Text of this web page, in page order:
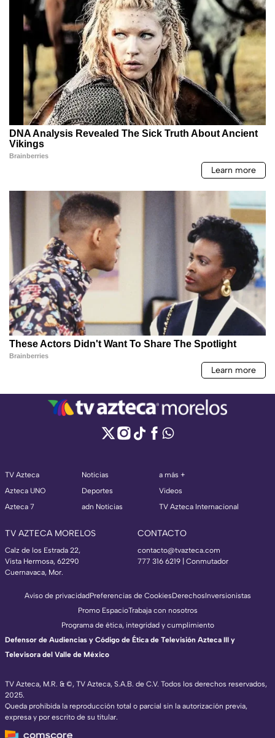
TV Azteca
Azteca UNO
Azteca 7
Noticias
Deportes
adn Noticias
a más +
Videos
TV Azteca Internacional
TV AZTECA MORELOS
Calz de los Estrada 22,
Vista Hermosa, 62290
Cuernavaca, Mor.
CONTACTO
contacto@tvazteca.com
777 316 6219 | Conmutador
TV Azteca, M.R. & ©, TV Azteca, S.A.B. de C.V. Todos los derechos reservados,
2025.
Queda prohibida la reproducción total o parcial sin la autorización previa,
expresa y por escrito de su titular.
Aviso de privacidadPreferencias de CookiesDerechosInversionistas
Promo EspacioTrabaja con nosotros
Programa de ética, integridad y cumplimiento
Defensor de Audiencias y Código de Ética de Televisión Azteca III y
Televisora del Valle de México